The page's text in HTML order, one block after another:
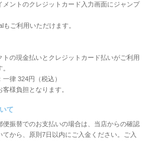
メントのクレジットカード入力画面にジャンプ
もご利用いただけます。
トの現金払いとクレジットカード払いがご利用
律 324円（税込）
様負担となります。
て
便振替でのお支払いの場合は、当店からの確認
てから、原則7日以内にご入金ください。ご入